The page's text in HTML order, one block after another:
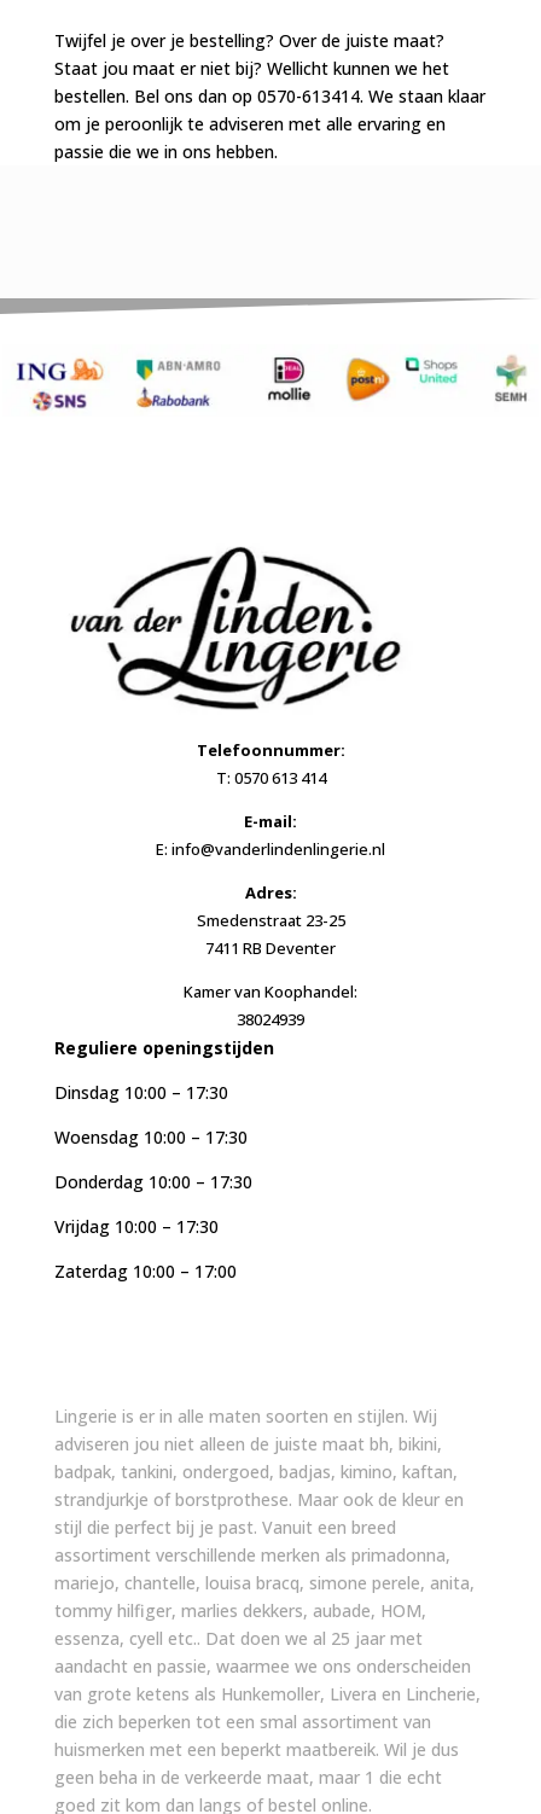
Twijfel je over je bestelling? Over de juiste maat?
Staat jou maat er niet bij? Wellicht kunnen we het
bestellen. Bel ons dan op 0570-613414. We staan klaar
om je peroonlijk te adviseren met alle ervaring en
passie die we in ons hebben.
Telefoonnummer:
T: 0570 613 414
E-mail:
E: info@vanderlindenlingerie.nl
Adres:
Smedenstraat 23-25
7411 RB Deventer
Kamer van Koophandel:
38024939
Reguliere openingstijden
Dinsdag 10:00 – 17:30
Woensdag 10:00 – 17:30
Donderdag 10:00 – 17:30
Vrijdag 10:00 – 17:30
Zaterdag 10:00 – 17:00
Lingerie is er in alle maten soorten en stijlen. Wij
adviseren jou niet alleen de juiste maat bh, bikini,
badpak, tankini, ondergoed, badjas, kimino, kaftan,
strandjurkje of borstprothese. Maar ook de kleur en
stijl die perfect bij je past. Vanuit een breed
assortiment verschillende merken als primadonna,
mariejo, chantelle, louisa bracq, simone perele, anita,
tommy hilfiger, marlies dekkers, aubade, HOM,
essenza, cyell etc.. Dat doen we al 25 jaar met
aandacht en passie, waarmee we ons onderscheiden
van grote ketens als Hunkemoller, Livera en Lincherie,
die zich beperken tot een smal assortiment van
huismerken met een beperkt maatbereik. Wil je dus
geen beha in de verkeerde maat, maar 1 die echt
goed zit kom dan langs of bestel online.